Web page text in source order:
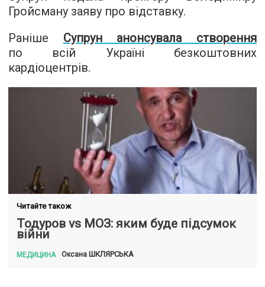
Гройсману заяву про відставку.
Раніше Супрун анонсувала створення
по всій Україні безкоштовних
кардіоцентрів.
Читайте також
Тодуров vs МОЗ: яким буде підсумок
війни
МЕДИЦИНА Оксана ШКЛЯРСЬКА